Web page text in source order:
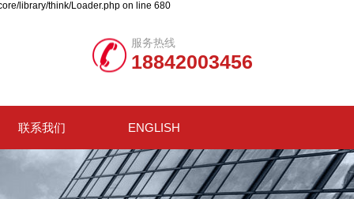
library/think/Loader.php on line 680
服务热线
18842003456
联系我们 ENGLISH